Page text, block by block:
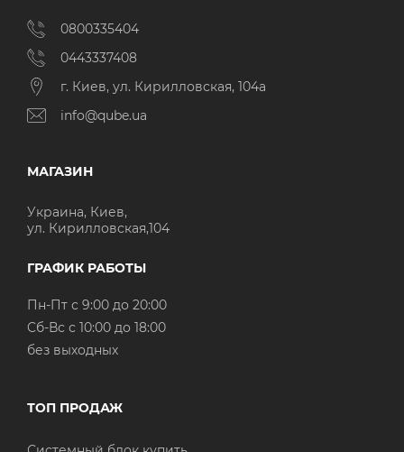
0800335404
0443337408
г. Киев, ул. Кирилловская, 104а
info@qube.ua
МАГАЗИН
Украина, Киев,
ул. Кирилловская,104
ГРАФИК РАБОТЫ
Пн-Пт с 9:00 до 20:00
Cб-Вс с 10:00 до 18:00
без выходных
ТОП ПРОДАЖ